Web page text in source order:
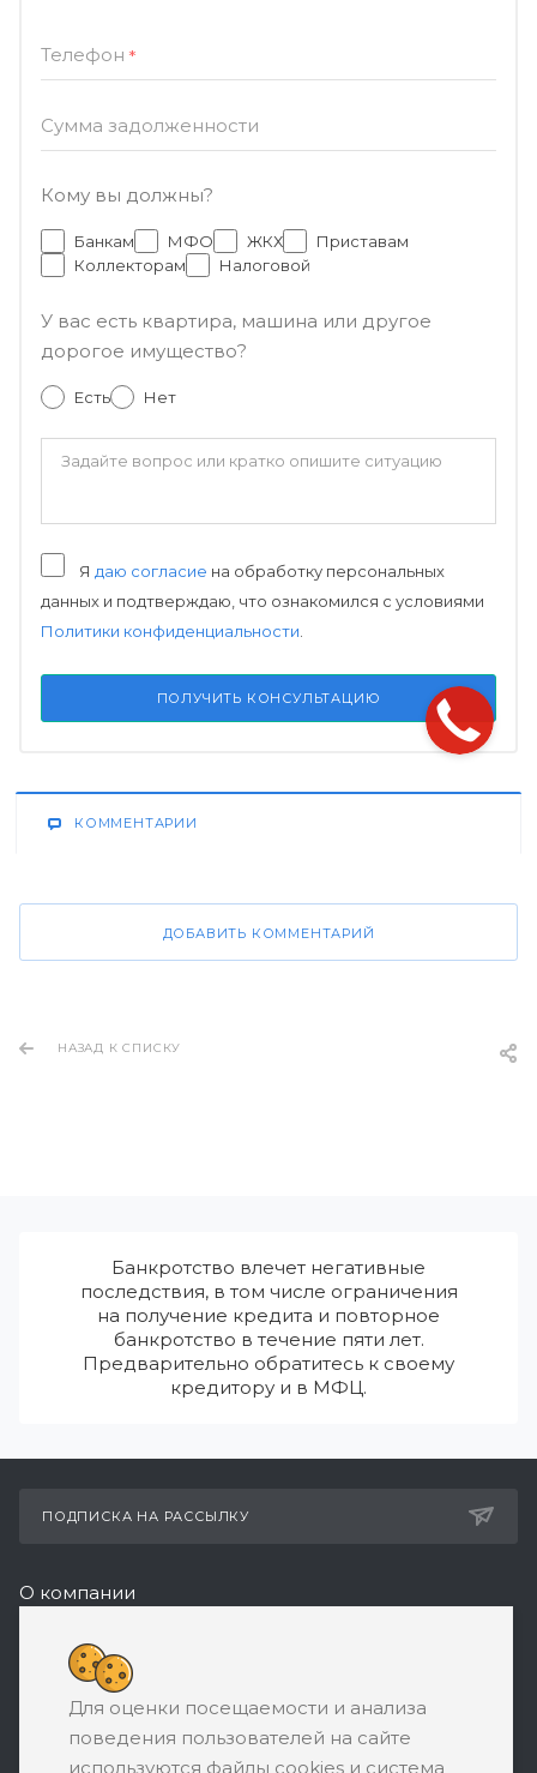
Телефон *
Сумма задолженности
Кому вы должны?
Банкам МФО ЖКХ
Приставам
Коллекторам
Налоговой
У вас есть квартира, машина или другое
дорогое имущество?
Есть Нет
Я даю согласие на обработку персональных
данных и подтверждаю, что ознакомился с условиями
Политики конфиденциальности
ПОЛУЧИТЬ КОНСУЛЬТАЦИЮ
КОММЕНТАРИИ
ДОБАВИТЬ КОММЕНТАРИЙ
НАЗАД К СПИСКУ
Банкротство влечет негативные
последствия, в том числе ограничения
на получение кредита и повторное
банкротство в течение пяти лет.
Предварительно обратитесь к своему
кредитору и в МФЦ.
ПОДПИСКА НА РАССЫЛКУ
О компании
Реквизиты
+7 (495) 532-05-11
ЗАКАЗАТЬ ЗВОНОК
support@ratingbankrotstva.ru
Для оценки посещаемости и анализа
поведения пользователей на сайте
используются файлы cookies и система